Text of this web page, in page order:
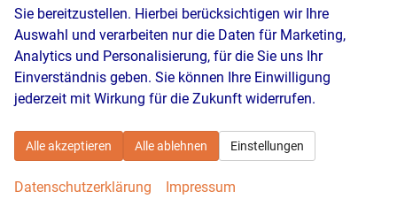
Verbrauch kombiniert:5,80 l/100km
2 -Klasse:
CO -Emissionen:131,00 g/km
Sie bereitzustellen. Hierbei berücksichtigen wir Ihre
Auswahl und verarbeiten nur die Daten für Marketing,
Analytics und Personalisierung, für die Sie uns Ihr
Einverständnis geben. Sie können Ihre Einwilligung
jederzeit mit Wirkung für die Zukunft widerrufen.
Alle akzeptieren Alle ablehnen Einstellungen
Datenschutzerklärung Impressum